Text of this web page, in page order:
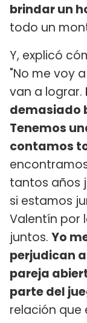
brindar un
todo un
Y, explicó
"No me voy
van a lograr.
demasiado
Tenemos
contamos
tantos años
si estamos
Valentín por
juntos. Yo
perjudican
pareja
parte del
relación que